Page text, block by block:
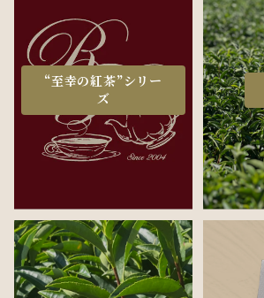
“至幸の紅茶”シリー
ズ